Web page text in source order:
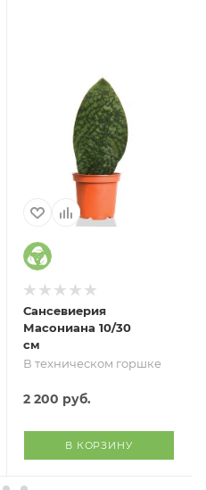
Сансевиерия
Масониана 10/30
см
В техническом горшке
2 200 руб.
В КОРЗИНУ